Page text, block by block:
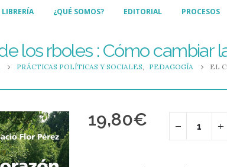
LIBRERÍA ¿QUÉ SOMOS? EDITORIAL PROCESOS
de los rboles : Cómo
PRÁCTICAS POLÍTICAS Y SOCIALES, PEDAGOGÍA EL
19,80€